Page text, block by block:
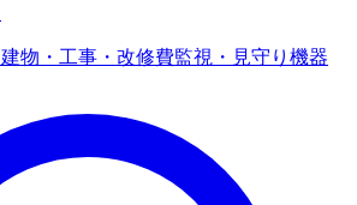
建物・工事・改修費監視・見守り機器